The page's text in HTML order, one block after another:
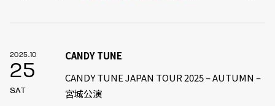
2025.10
25
SAT
CANDY TUNE
CANDY TUNE JAPAN TOUR 2025 – AUTUMN –
宮城公演